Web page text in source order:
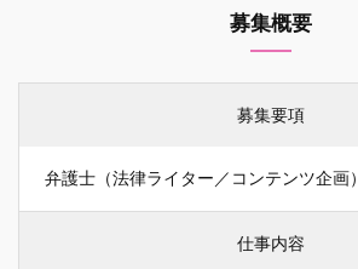
募集概要
募集要項
弁護士（法律ライター／コンテンツ企画）
仕事内容